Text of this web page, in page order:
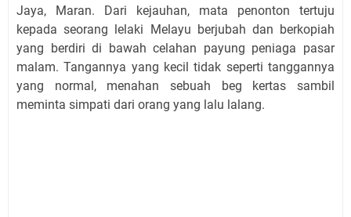
Jaya, Maran. Dari kejauhan, mata penonton tertuju
kepada seorang lelaki Melayu berjubah dan berkopiah
yang berdiri di bawah celahan payung peniaga pasar
malam. Tangannya yang kecil tidak seperti tanggannya
yang normal, menahan sebuah beg kertas sambil
meminta simpati dari orang yang lalu lalang.